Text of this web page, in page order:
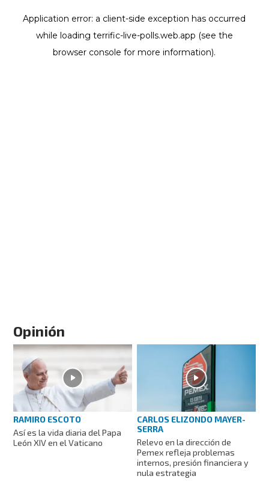
Opinión
RAMIRO ESCOTO
Así es la vida diaria del Papa
León XIV en el Vaticano
CARLOS ELIZONDO MAYER-
SERRA
Relevo en la dirección de
Pemex refleja problemas
internos, presión financiera y
nula estrategia